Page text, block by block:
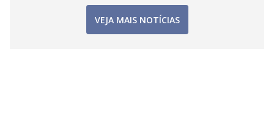
VEJA MAIS NOTÍCIAS